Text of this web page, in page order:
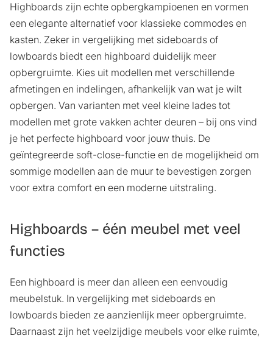
Highboards zijn echte opbergkampioenen en vormen
een elegante alternatief voor klassieke commodes en
kasten. Zeker in vergelijking met sideboards of
lowboards biedt een highboard duidelijk meer
opbergruimte. Kies uit modellen met verschillende
afmetingen en indelingen, afhankelijk van wat je wilt
opbergen. Van varianten met veel kleine lades tot
modellen met grote vakken achter deuren – bij ons vind
je het perfecte highboard voor jouw thuis. De
geïntegreerde soft-close-functie en de mogelijkheid om
sommige modellen aan de muur te bevestigen zorgen
voor extra comfort en een moderne uitstraling.
Highboards – één meubel met veel
functies
Een highboard is meer dan alleen een eenvoudig
meubelstuk. In vergelijking met sideboards en
lowboards bieden ze aanzienlijk meer opbergruimte.
Daarnaast zijn het veelzijdige meubels voor elke ruimte,